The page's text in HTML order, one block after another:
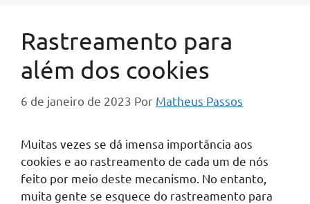
Rastreamento para
além dos cookies
6 de janeiro de 2023 Por Matheus Passos
Muitas vezes se dá imensa importância aos
cookies e ao rastreamento de cada um de nós
feito por meio deste mecanismo. No entanto,
muita gente se esquece do rastreamento para